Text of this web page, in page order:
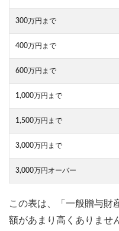
300万円まで
400万円まで
600万円まで
1,000万円まで
1,500万円まで
3,000万円まで
3,000万円オーバー
この表は、「一般贈与財
額があまり高くありませ